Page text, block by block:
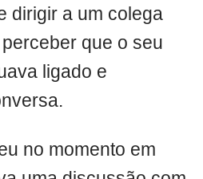
dirigir a um colega
que o seu
ligado e
no momento em